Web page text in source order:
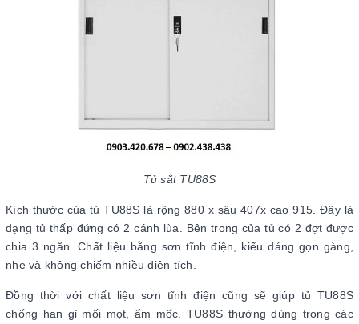
Tủ sắt TU88S
Kích thước của tủ TU88S là rộng 880 x sâu 407x cao 915. Đây là
dạng tủ thấp đứng có 2 cánh lùa. Bên trong của tủ có 2 đợt được
chia 3 ngăn. Chất liệu bằng sơn tĩnh điện, kiểu dáng gọn gàng,
nhẹ và không chiếm nhiều diện tích.
Đồng thời với chất liệu sơn tĩnh điện cũng sẽ giúp tủ TU88S
chống han gỉ mối mọt, ẩm mốc. TU88S thường dùng trong các